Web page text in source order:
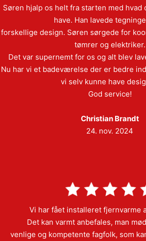
Søren hjalp os helt fra starten med hvad
have. Han lavede
forskellige design. Søren sørgede for
tømrer og elektriker.
Det var supernemt for os og alt blev
Nu har vi et badeværelse der er bedre
vi selv kunne have
God service!
Christian Brandt
24. nov. 2024
Vi har fået installeret fjernvarme
Det kan varmt anbefales, man
venlige og kompetente fagfolk, som